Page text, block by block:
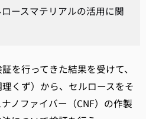
ースマテリアルの活用に関
を行ってきた結果を受けて、
くず）から、セルロースをそ
ノファイバー（CNF）の作製